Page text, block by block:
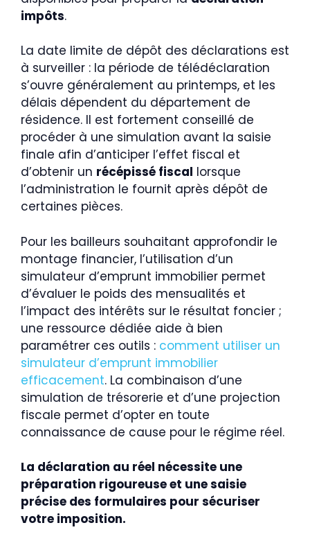
impôts.
La date limite de dépôt des déclarations est
à surveiller : la période de télédéclaration
s’ouvre généralement au printemps, et les
délais dépendent du département de
résidence. Il est fortement conseillé de
procéder à une simulation avant la saisie
finale afin d’anticiper l’effet fiscal et
d’obtenir un récépissé fiscal lorsque
l’administration le fournit après dépôt de
certaines pièces.
Pour les bailleurs souhaitant approfondir le
montage financier, l’utilisation d’un
simulateur d’emprunt immobilier permet
d’évaluer le poids des mensualités et
l’impact des intérêts sur le résultat foncier ;
une ressource dédiée aide à bien
paramétrer ces outils : comment utiliser un
simulateur d’emprunt immobilier
efficacement. La combinaison d’une
simulation de trésorerie et d’une projection
fiscale permet d’opter en toute
connaissance de cause pour le régime réel.
La déclaration au réel nécessite une
préparation rigoureuse et une saisie
précise des formulaires pour sécuriser
votre imposition.